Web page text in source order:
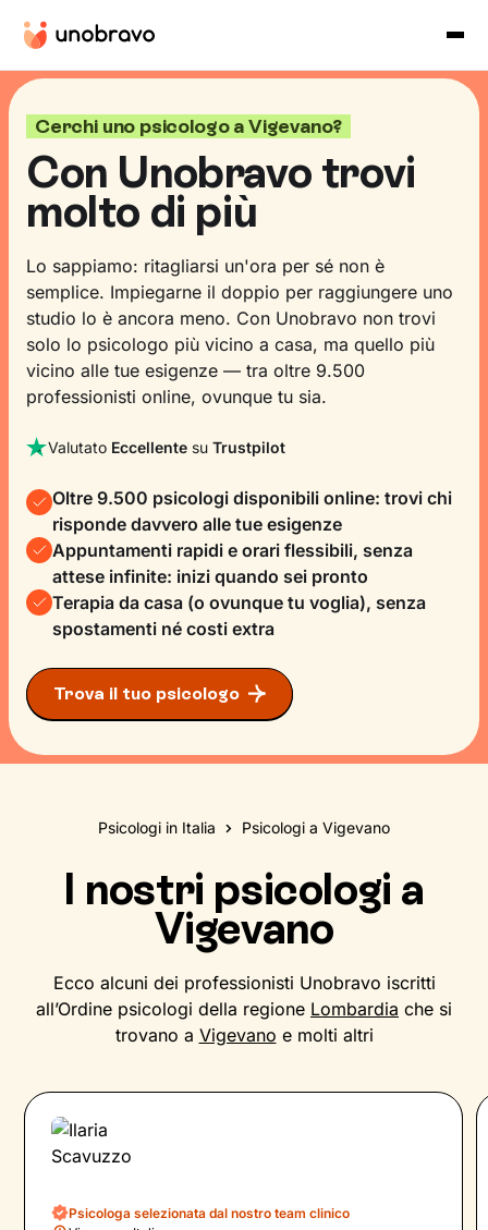
Cerchi uno psicologo a Vigevano?
Con Unobravo trovi
molto di più
Lo sappiamo: ritagliarsi un'ora per sé non è
semplice. Impiegarne il doppio per raggiungere uno
studio lo è ancora meno. Con Unobravo non trovi
solo lo psicologo più vicino a casa, ma quello più
vicino alle tue esigenze — tra oltre 9.500
professionisti online, ovunque tu sia.
Valutato Eccellente su Trustpilot
Oltre 9.500 psicologi disponibili online: trovi chi
risponde davvero alle tue esigenze
Appuntamenti rapidi e orari flessibili, senza
attese infinite: inizi quando sei pronto
Terapia da casa (o ovunque tu voglia), senza
spostamenti né costi extra
Trova il tuo psicologo
Psicologi in Italia Psicologi a Vigevano
I nostri psicologi a
Vigevano
Ecco alcuni dei professionisti Unobravo iscritti
all’Ordine psicologi della regione Lombardia che si
trovano a Vigevano e molti altri
Psicologa selezionata dal nostro team clinico